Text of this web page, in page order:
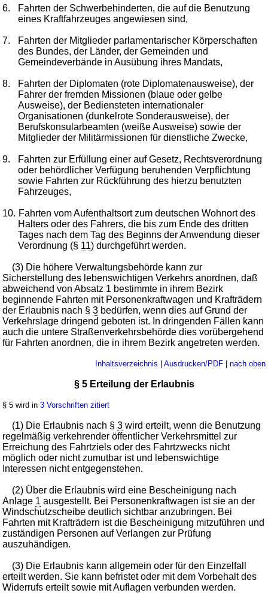
6.
Fahrten der Schwerbehinderten, die auf die Benutzung
eines Kraftfahrzeuges angewiesen sind,
7.
Fahrten der Mitglieder parlamentarischer Körperschaften
des Bundes, der Länder, der Gemeinden und
Gemeindeverbände in Ausübung ihres Mandats,
8.
Fahrten der Diplomaten (rote Diplomatenausweise), der
Fahrer der fremden Missionen (blaue oder gelbe
Ausweise), der Bediensteten internationaler
Organisationen (dunkelrote Sonderausweise), der
Berufskonsularbeamten (weiße Ausweise) sowie der
Mitglieder der Militärmissionen für dienstliche Zwecke,
9.
Fahrten zur Erfüllung einer auf Gesetz, Rechtsverordnung
oder behördlicher Verfügung beruhenden Verpflichtung
sowie Fahrten zur Rückführung des hierzu benutzten
Fahrzeuges,
10. Fahrten vom Aufenthaltsort zum deutschen Wohnort des
Halters oder des Fahrers, die bis zum Ende des dritten
Tages nach dem Tag des Beginns der Anwendung dieser
Verordnung (§ 11) durchgeführt werden.
(3) Die höhere Verwaltungsbehörde kann zur
Sicherstellung des lebenswichtigen Verkehrs anordnen, daß
abweichend von Absatz 1 bestimmte in ihrem Bezirk
beginnende Fahrten mit Personenkraftwagen und Krafträdern
der Erlaubnis nach §3 bedürfen, wenn dies auf Grund der
Verkehrslage dringend geboten ist. In dringenden Fällen kann
auch die untere Straßenverkehrsbehörde dies vorübergehend
für Fahrten anordnen, die in ihrem Bezirk angetreten werden.
Inhaltsverzeichnis | Ausdrucken/PDF| nach oben
§ 5 Erteilung der Erlaubnis
§ 5 wird in3 Vorschriften zitiert
(1) Die Erlaubnis nach §3 wird erteilt, wenn die Benutzung
regelmäßig verkehrender öffentlicher Verkehrsmittel zur
Erreichung des Fahrtziels oder des Fahrtzwecks nicht
möglich oder nicht zumutbar ist und lebenswichtige
Interessen nicht entgegenstehen.
(2) Über die Erlaubnis wird eine Bescheinigung nach
Anlage 1 ausgestellt. Bei Personenkraftwagen ist sie an der
Windschutzscheibe deutlich sichtbar anzubringen. Bei
Fahrten mit Krafträdern ist die Bescheinigung mitzuführen und
zuständigen Personen auf Verlangen zur Prüfung
auszuhändigen.
(3) Die Erlaubnis kann allgemein oder für den Einzelfall
erteilt werden. Sie kann befristet oder mit dem Vorbehalt des
Widerrufs erteilt sowie mit Auflagen verbunden werden.